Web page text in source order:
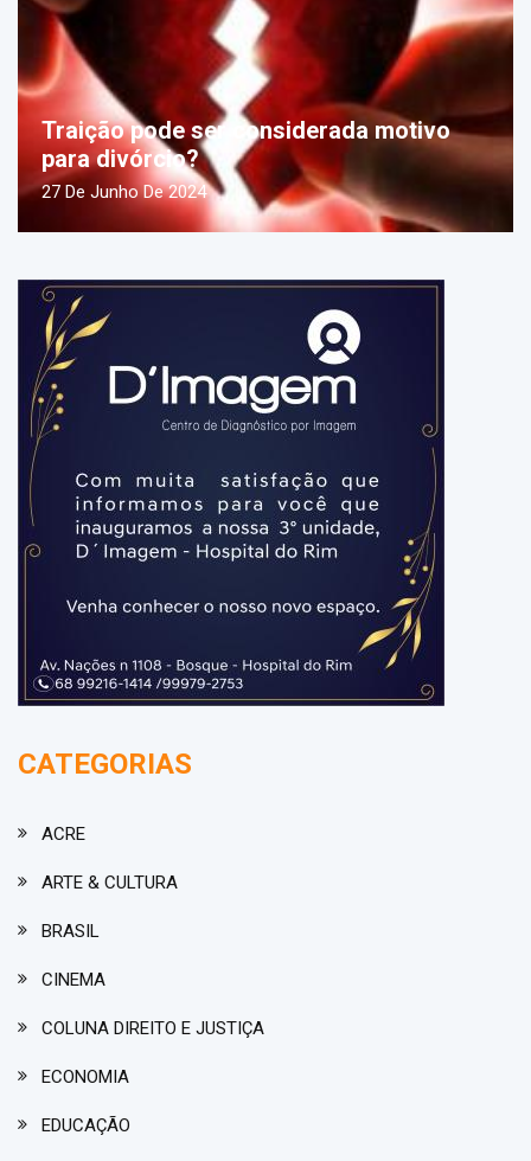
Traição pode ser considerada motivo
para divórcio?
27 De Junho De 2024
CATEGORIAS
ACRE
ARTE & CULTURA
BRASIL
CINEMA
COLUNA DIREITO E JUSTIÇA
ECONOMIA
EDUCAÇÃO